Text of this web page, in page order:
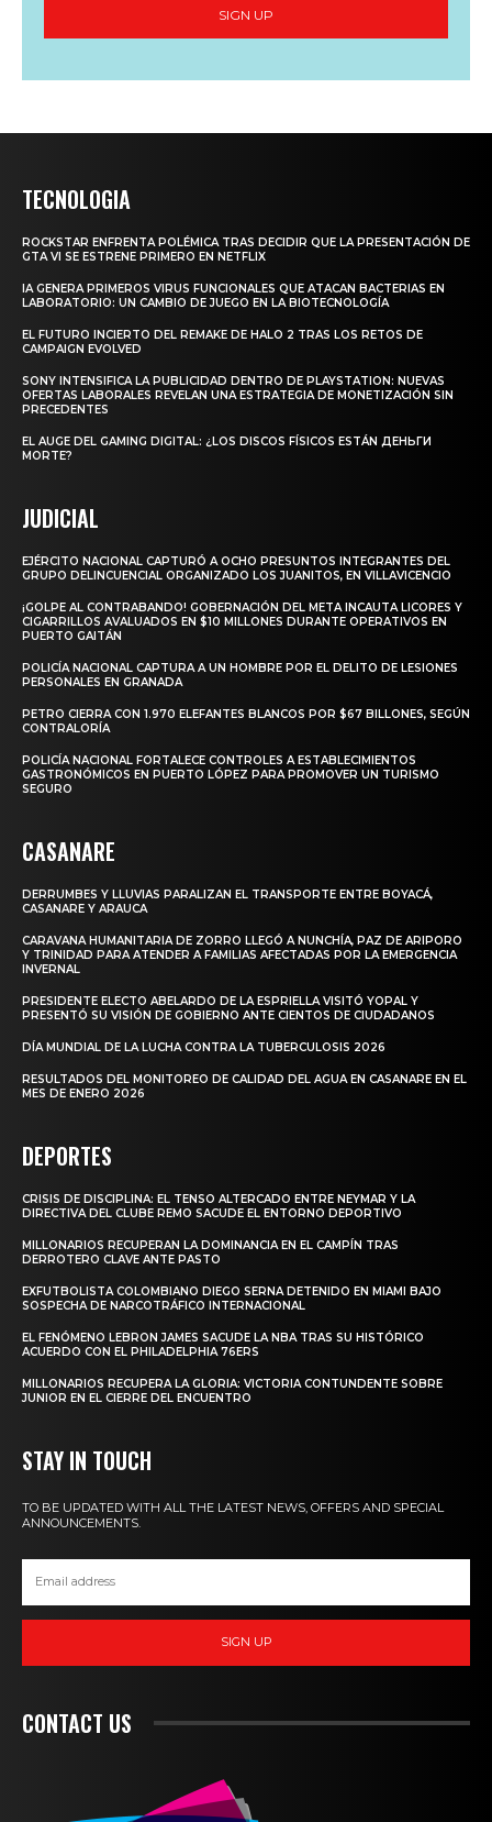
SIGN UP
TECNOLOGIA
ROCKSTAR ENFRENTA POLÉMICA TRAS DECIDIR QUE LA PRESENTACIÓN DE
GTA VI SE ESTRENE PRIMERO EN NETFLIX
IA GENERA PRIMEROS VIRUS FUNCIONALES QUE ATACAN BACTERIAS EN
LABORATORIO: UN CAMBIO DE JUEGO EN LA BIOTECNOLOGÍA
EL FUTURO INCIERTO DEL REMAKE DE HALO 2 TRAS LOS RETOS DE
CAMPAIGN EVOLVED
SONY INTENSIFICA LA PUBLICIDAD DENTRO DE PLAYSTATION: NUEVAS
OFERTAS LABORALES REVELAN UNA ESTRATEGIA DE MONETIZACIÓN SIN
PRECEDENTES
EL AUGE DEL GAMING DIGITAL: ¿LOS DISCOS FÍSICOS ESTÁN ДЕНЬГИ
MORTE?
JUDICIAL
EJÉRCITO NACIONAL CAPTURÓ A OCHO PRESUNTOS INTEGRANTES DEL
GRUPO DELINCUENCIAL ORGANIZADO LOS JUANITOS, EN VILLAVICENCIO
¡GOLPE AL CONTRABANDO! GOBERNACIÓN DEL META INCAUTA LICORES Y
CIGARRILLOS AVALUADOS EN $10 MILLONES DURANTE OPERATIVOS EN
PUERTO GAITÁN
POLICÍA NACIONAL CAPTURA A UN HOMBRE POR EL DELITO DE LESIONES
PERSONALES EN GRANADA
PETRO CIERRA CON 1.970 ELEFANTES BLANCOS POR $67 BILLONES, SEGÚN
CONTRALORÍA
POLICÍA NACIONAL FORTALECE CONTROLES A ESTABLECIMIENTOS
GASTRONÓMICOS EN PUERTO LÓPEZ PARA PROMOVER UN TURISMO
SEGURO
CASANARE
DERRUMBES Y LLUVIAS PARALIZAN EL TRANSPORTE ENTRE BOYACÁ,
CASANARE Y ARAUCA
CARAVANA HUMANITARIA DE ZORRO LLEGÓ A NUNCHÍA, PAZ DE ARIPORO
Y TRINIDAD PARA ATENDER A FAMILIAS AFECTADAS POR LA EMERGENCIA
INVERNAL
PRESIDENTE ELECTO ABELARDO DE LA ESPRIELLA VISITÓ YOPAL Y
PRESENTÓ SU VISIÓN DE GOBIERNO ANTE CIENTOS DE CIUDADANOS
DÍA MUNDIAL DE LA LUCHA CONTRA LA TUBERCULOSIS 2026
RESULTADOS DEL MONITOREO DE CALIDAD DEL AGUA EN CASANARE EN EL
MES DE ENERO 2026
DEPORTES
CRISIS DE DISCIPLINA: EL TENSO ALTERCADO ENTRE NEYMAR Y LA
DIRECTIVA DEL CLUBE REMO SACUDE EL ENTORNO DEPORTIVO
MILLONARIOS RECUPERAN LA DOMINANCIA EN EL CAMPÍN TRAS
DERROTERO CLAVE ANTE PASTO
EXFUTBOLISTA COLOMBIANO DIEGO SERNA DETENIDO EN MIAMI BAJO
SOSPECHA DE NARCOTRÁFICO INTERNACIONAL
EL FENÓMENO LEBRON JAMES SACUDE LA NBA TRAS SU HISTÓRICO
ACUERDO CON EL PHILADELPHIA 76ERS
MILLONARIOS RECUPERA LA GLORIA: VICTORIA CONTUNDENTE SOBRE
JUNIOR EN EL CIERRE DEL ENCUENTRO
STAY IN TOUCH
TO BE UPDATED WITH ALL THE LATEST NEWS, OFFERS AND SPECIAL
ANNOUNCEMENTS.
SIGN UP
CONTACT US